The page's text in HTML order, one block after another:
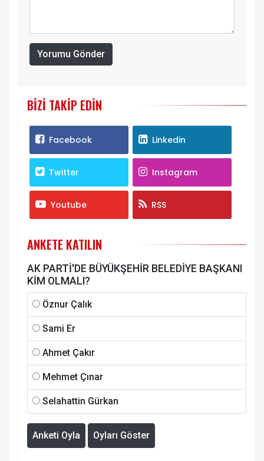
Yorumu Gönder
BIZI TAKIP EDIN
Facebook Linkedin
Twitter Instagram
Youtube RSS
ANKETE KATILIN
AK PARTİ'DE BÜYÜKŞEHİR BELEDİYE BAŞKANI
KİM OLMALI?
Öznur Çalık
Sami Er
Ahmet Çakır
Mehmet Çınar
Selahattin Gürkan
Anketi Oyla Oyları Göster